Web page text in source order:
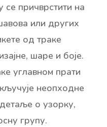
се причврстити на
или других
од траке
шаре и боје.
углавном прати
неопходне
о узорку,
групу.